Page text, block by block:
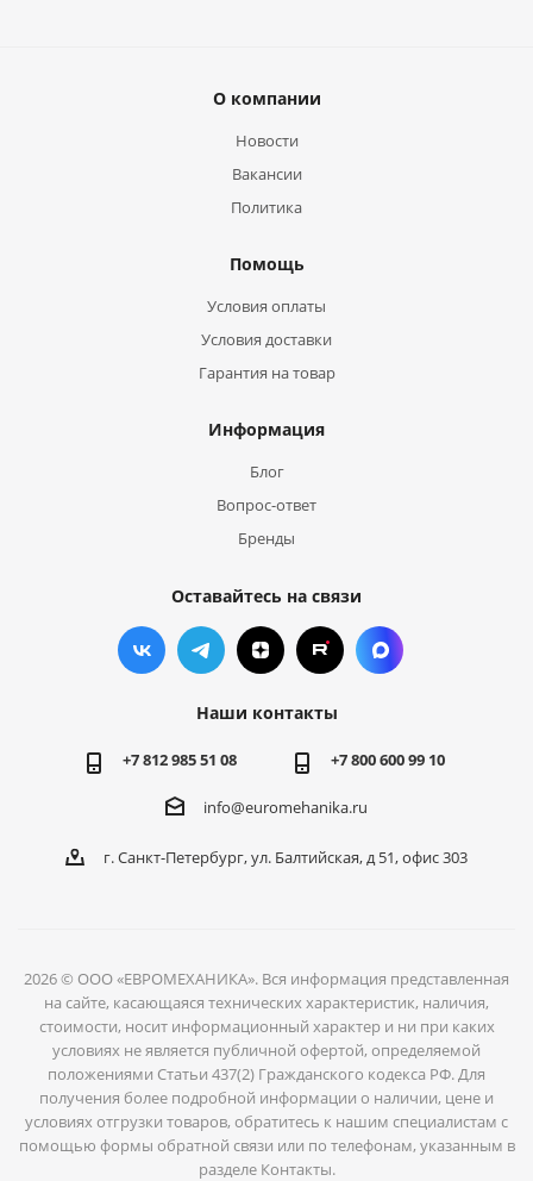
О компании
Новости
Вакансии
Политика
Помощь
Условия оплаты
Условия доставки
Гарантия на товар
Информация
Блог
Вопрос-ответ
Бренды
Оставайтесь на связи
Наши контакты
+7 812 985 51 08 +7 800 600 99 10
info@euromehanika.ru
г. Санкт-Петербург, ул. Балтийская, д 51, офис 303
2026 © ООО «ЕВРОМЕХАНИКА». Вся информация представленная
на сайте, касающаяся технических характеристик, наличия,
стоимости, носит информационный характер и ни при каких
условиях не является публичной офертой, определяемой
положениями Статьи 437(2) Гражданского кодекса РФ. Для
получения более подробной информации о наличии, цене и
условиях отгрузки товаров, обратитесь к нашим специалистам с
помощью формы обратной связи или по телефонам, указанным в
разделе Контакты.